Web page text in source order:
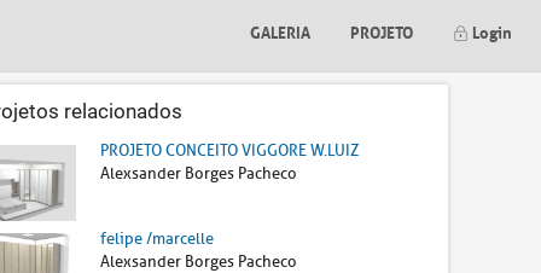
GALERIA PROJETO Login
relacionados
PROJETO CONCEITO VIGGORE W.LUIZ
Alexsander Borges Pacheco
felipe /marcelle
Alexsander Borges Pacheco